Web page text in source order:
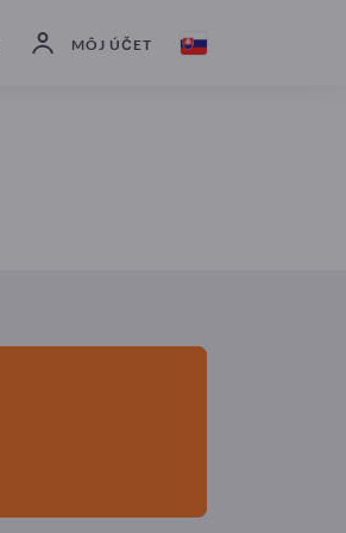
MÔJ ÚČET
Distribútorov